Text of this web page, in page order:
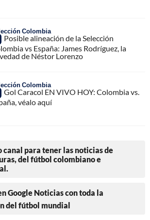
Colombia
Posible alineación de la Selección
vs España: James Rodríguez, la
de Néstor Lorenzo
Colombia
Gol Caracol EN VIVO HOY: Colombia vs.
véalo aquí
canal para tener las noticias de
del fútbol colombiano e
Google Noticias con toda la
del fútbol mundial